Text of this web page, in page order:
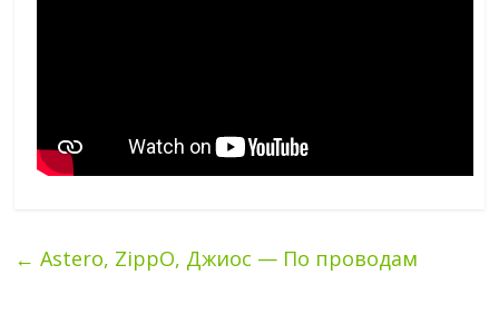
← Astero, ZippO, Джиос — По проводам